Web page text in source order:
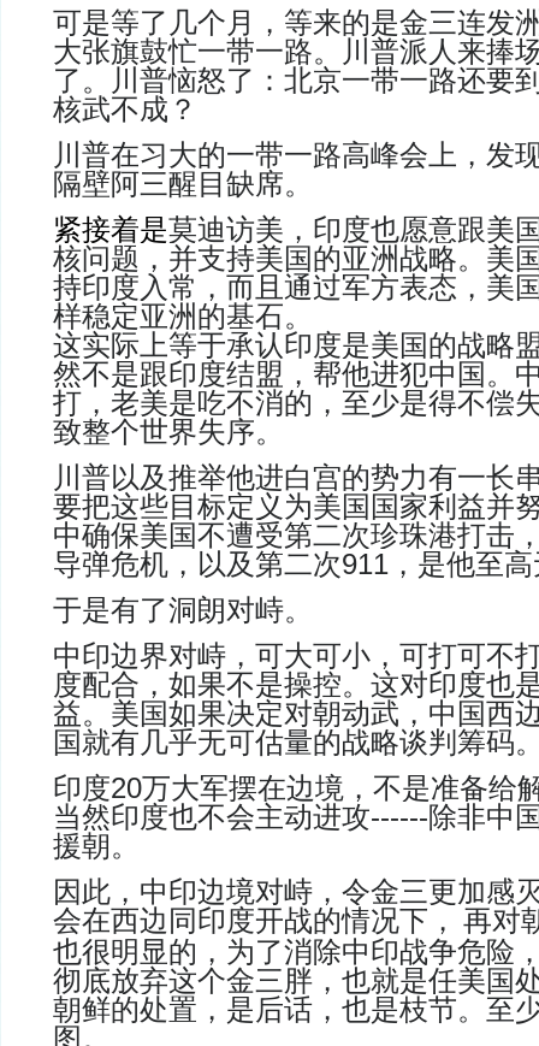
可是等了几个月，等来的是金三连发
大张旗鼓忙一带一路。川普派人来捧
了。川普恼怒了：北京一带一路还要
核武不成？
川普在习大的一带一路高峰会上，发
隔壁阿三醒目缺席。
紧接着是莫迪访美，印度也愿意跟美
核问题，并支持美国的亚洲战略。美
持印度入常，而且通过军方表态，美
样稳定亚洲的基石。
这实际上等于承认印度是美国的战略
然不是跟印度结盟，帮他进犯中国。
打，老美是吃不消的，至少是得不偿
致整个世界失序。
川普以及推举他进白宫的势力有一长
要把这些目标定义为美国国家利益并
中确保美国不遭受第二次珍珠港打击
导弹危机，以及第二次911 ，是他至
于是有了洞朗对峙。
中印边界对峙，可大可小，可打可不
度配合，如果不是操控。这对印度也
益。美国如果决定对朝动武，中国西
国就有几乎无可估量的战略谈判筹码
印度20万大军摆在边境，不是准备给
当然印度也不会主动进攻------除非中
援朝。
因此，中印边境对峙，令金三更加感
会在西边同印度开战的情况下， 再对
也很明显的，为了消除中印战争危险
彻底放弃这个金三胖，也就是任美国
朝鲜的处置，是后话，也是枝节。至
图。